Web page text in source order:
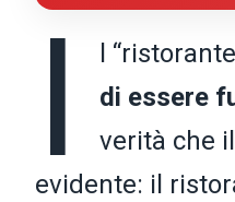
I l
di essere
verità che
evidente: il